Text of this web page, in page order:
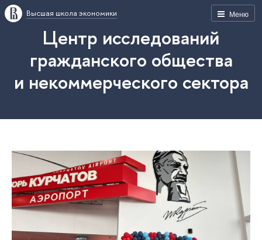
Меню
Высшая школа экономики
Центр исследований
гражданского общества
и некоммерческого сектора